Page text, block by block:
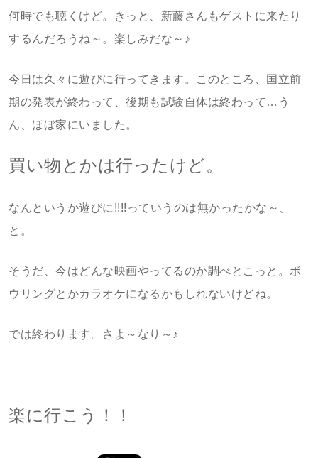
何時でも聴くけど。きっと、新藤さんもゲストに来たり
するんだろうね～。楽しみだな～♪
今日は久々に遊びに行ってきます。このところ、国立前
期の発表が終わって、後期も試験自体は終わって…う
ん、ほぼ家にいました。
買い物とかは行ったけど。
なんというか遊びに!!!!っていうのは無かったかな～、
と。
そうだ、今はどんな映画やってるのか調べとこっと。ボ
ウリングとかカラオケになるかもしれないけどね。
では終わります。さよ～なり～♪
楽に行こう！！